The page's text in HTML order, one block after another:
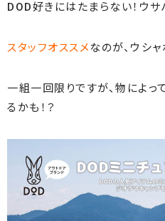
DOD好きにはたまらない！ウ
スタッフオススメ なのが、ウシャ
一組一回限りですが、物によっ
るかも！？